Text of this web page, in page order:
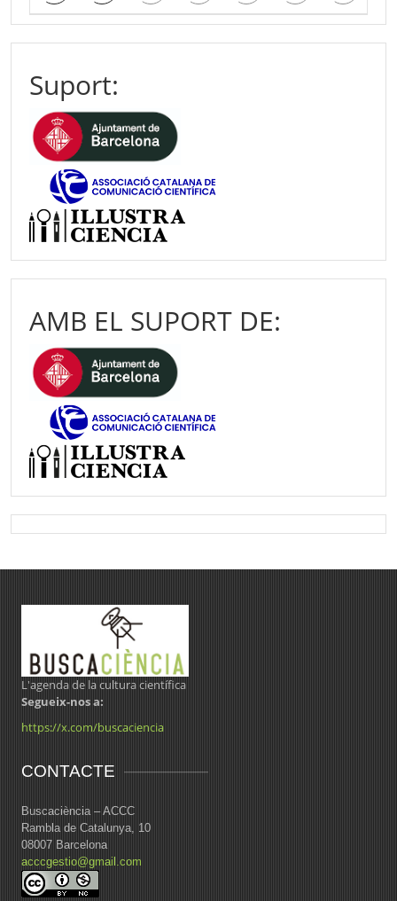
Suport:
AMB EL SUPORT DE:
L'agenda de la cultura científica
Segueix-nos a:
https://x.com/buscaciencia
CONTACTE
Buscaciència – ACCC
Rambla de Catalunya, 10
08007 Barcelona
acccgestio@gmail.com